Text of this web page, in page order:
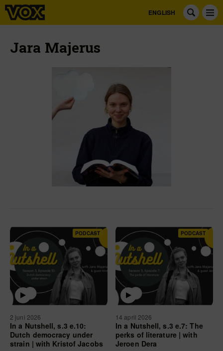
ENGLISH
Jara Majerus
PODCAST
2 juni 2026
In a Nutshell, s.3 e.10:
Dutch democracy under
strain | with Kristof Jacobs
PODCAST
14 april 2026
In a Nutshell, s.3 e.7: The
perks of literature | with
Jeroen Dera